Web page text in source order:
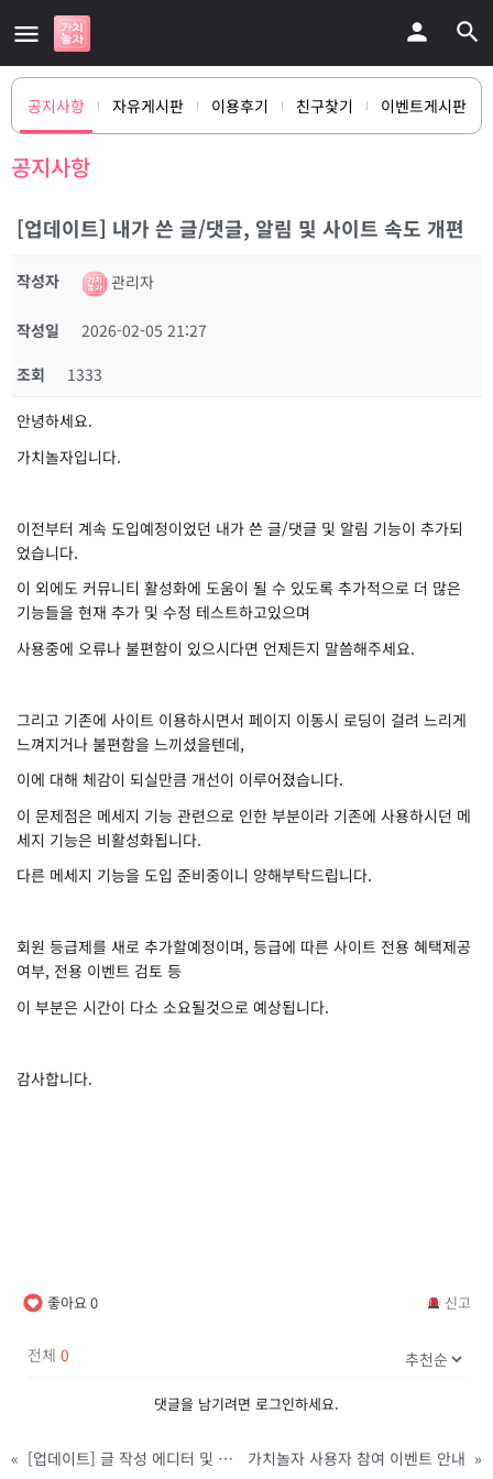
공지사항 자유게시판 이용후기 친구찾기 이벤트게시판
공지사항
[업데이트] 내가 쓴 글/댓글, 알림 및 사이트 속도 개편
작성자 관리자
작성일
2026-02-05 21:27
조회
1333
안녕하세요.
가치놀자입니다.
이전부터 계속 도입예정이었던 내가 쓴 글/댓글 및 알림 기능이 추가되
었습니다.
이 외에도 커뮤니티 활성화에 도움이 될 수 있도록 추가적으로 더 많은
기능들을 현재 추가 및 수정 테스트하고있으며
사용중에 오류나 불편함이 있으시다면 언제든지 말씀해주세요.
그리고 기존에 사이트 이용하시면서 페이지 이동시 로딩이 걸려 느리게
느껴지거나 불편함을 느끼셨을텐데,
이에 대해 체감이 되실만큼 개선이 이루어졌습니다.
이 문제점은 메세지 기능 관련으로 인한 부분이라 기존에 사용하시던 메
세지 기능은 비활성화됩니다.
다른 메세지 기능을 도입 준비중이니 양해부탁드립니다.
회원 등급제를 새로 추가할예정이며, 등급에 따른 사이트 전용 혜택제공
여부, 전용 이벤트 검토 등
이 부분은 시간이 다소 소요될것으로 예상됩니다.
감사합니다.
좋아요0 신고
전체 0
댓글을 남기려면 로그인하세요.
« [업데이트] 글 작성 에디터 및 게시판 UI 일부 변경 가치놀자 사용자 참여 이벤트 안내 »